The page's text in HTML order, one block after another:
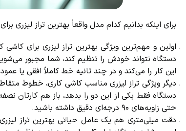
برای اینکه بدانیم کدام مدل واقعاً بهترین تراز لیزری
دستگاه نتواند خودش را تنظیم کند، شما مجبور
این کار را می‌کند و در چند ثانیه خط کاملاً افقی یا
دستگاه فقط یکی از این دو را بدهد، باز هم کارتان
حتی زاویه‌های ۹۰ درجه‌ای دقیق داشته باشید.